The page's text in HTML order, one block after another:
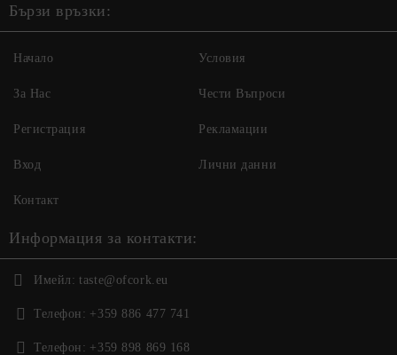
Бързи връзки:
Начало
За Нас
Регистрация
Вход
Условия
Чести Въпроси
Рекламации
Лични данни
Контакт
Информация за контакти:
Имейл: taste@ofcork.eu
Телефон: +359 886 477 741
Телефон: +359 898 869 168